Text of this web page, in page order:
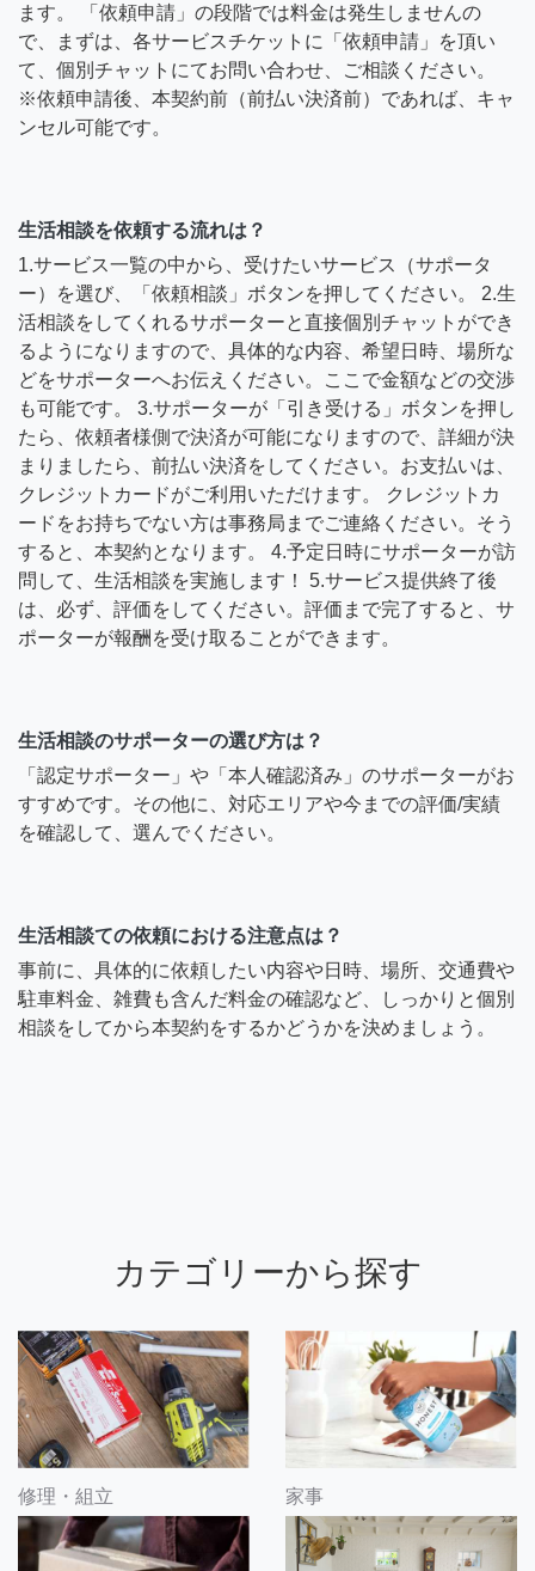
ます。 「依頼申請」の段階では料金は発生しませんの
で、まずは、各サービスチケットに「依頼申請」を頂い
て、個別チャットにてお問い合わせ、ご相談ください。
※依頼申請後、本契約前（前払い決済前）であれば、キャ
ンセル可能です。
生活相談を依頼する流れは？
1.サービス一覧の中から、受けたいサービス（サポータ
ー）を選び、「依頼相談」ボタンを押してください。 2.生
活相談をしてくれるサポーターと直接個別チャットができ
るようになりますので、具体的な内容、希望日時、場所な
どをサポーターへお伝えください。ここで金額などの交渉
も可能です。 3.サポーターが「引き受ける」ボタンを押し
たら、依頼者様側で決済が可能になりますので、詳細が決
まりましたら、前払い決済をしてください。お支払いは、
クレジットカードがご利用いただけます。 クレジットカ
ードをお持ちでない方は事務局までご連絡ください。そう
すると、本契約となります。 4.予定日時にサポーターが訪
問して、生活相談を実施します！ 5.サービス提供終了後
は、必ず、評価をしてください。評価まで完了すると、サ
ポーターが報酬を受け取ることができます。
生活相談のサポーターの選び方は？
「認定サポーター」や「本人確認済み」のサポーターがお
すすめです。その他に、対応エリアや今までの評価/実績
を確認して、選んでください。
生活相談ての依頼における注意点は？
事前に、具体的に依頼したい内容や日時、場所、交通費や
駐車料金、雑費も含んだ料金の確認など、しっかりと個別
相談をしてから本契約をするかどうかを決めましょう。
カテゴリーから探す
修理・組立 家事